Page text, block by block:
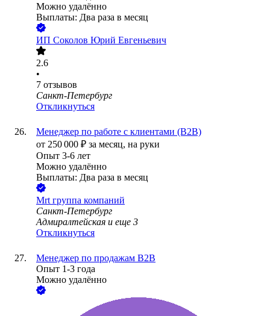
Можно удалённо
Выплаты: Два раза в месяц
ИП Соколов Юрий Евгеньевич
2.6
•
7 отзывов
Санкт-Петербург
Откликнуться
Менеджер по работе с клиентами (B2B)
от 250 000 ₽ за месяц, на руки
Опыт 3-6 лет
Можно удалённо
Выплаты: Два раза в месяц
Mrt группа компаний
Санкт-Петербург
Адмиралтейская и еще 3
Откликнуться
Менеджер по продажам B2B
Опыт 1-3 года
Можно удалённо